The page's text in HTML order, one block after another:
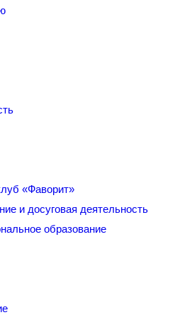
«Фаворит»
и досуговая деятельность
образование